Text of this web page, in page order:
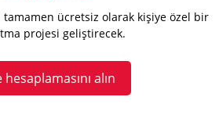
tamamen ücretsiz olarak kişiye özel bir
projesi geliştirecek.
alın